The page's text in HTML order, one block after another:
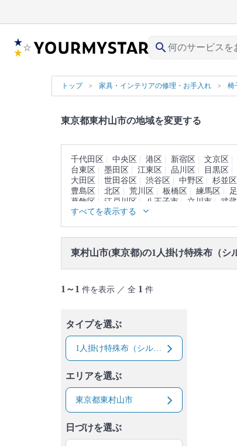
search
トップ 家具・インテリアの修理・お手入れ 椅
東京都東村山市の地域を変更する
千代田区 中央区 港区 新宿区
文京区
台東区
墨田区 江東区 品川区
目黒区
大田区
世田谷区 渋谷区 中野区
杉並区
豊島区
北区 荒川区 板橋区 練馬区
葛飾区
江戸川区 八王子市 立川市
武
三鷹市
青梅市 府中市
羽村市
あきる野市 西東京市
西多摩郡
すべてを表示する
東村山市(東京都)の1人掛け特殊布（
1～1 件を表示 ／ 全 1 件
タイプを選ぶ
エリアを選ぶ
東京都東村山市
日づけを選ぶ